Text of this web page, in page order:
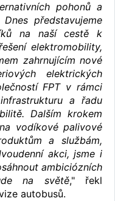
pohonů a
představujeme
na naší cestě k
elektromobility,
zahrnujícím nové
elektrických
FPT v rámci
a řadu
Dalším krokem
vodíkové palivové
a službám,
akci, jsme i
ambiciózních
na světě," řekl
autobusů.